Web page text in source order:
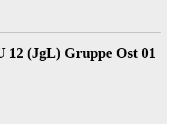
12 (JgL) Gruppe Ost 01